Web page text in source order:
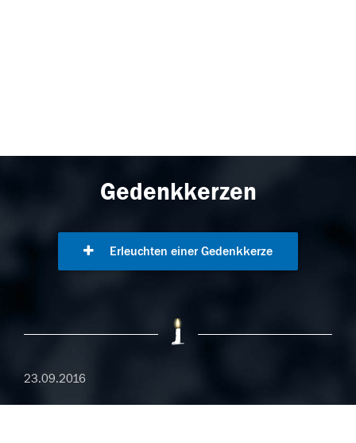
Gedenkkerzen
Erleuchten einer Gedenkkerze
23.09.2016